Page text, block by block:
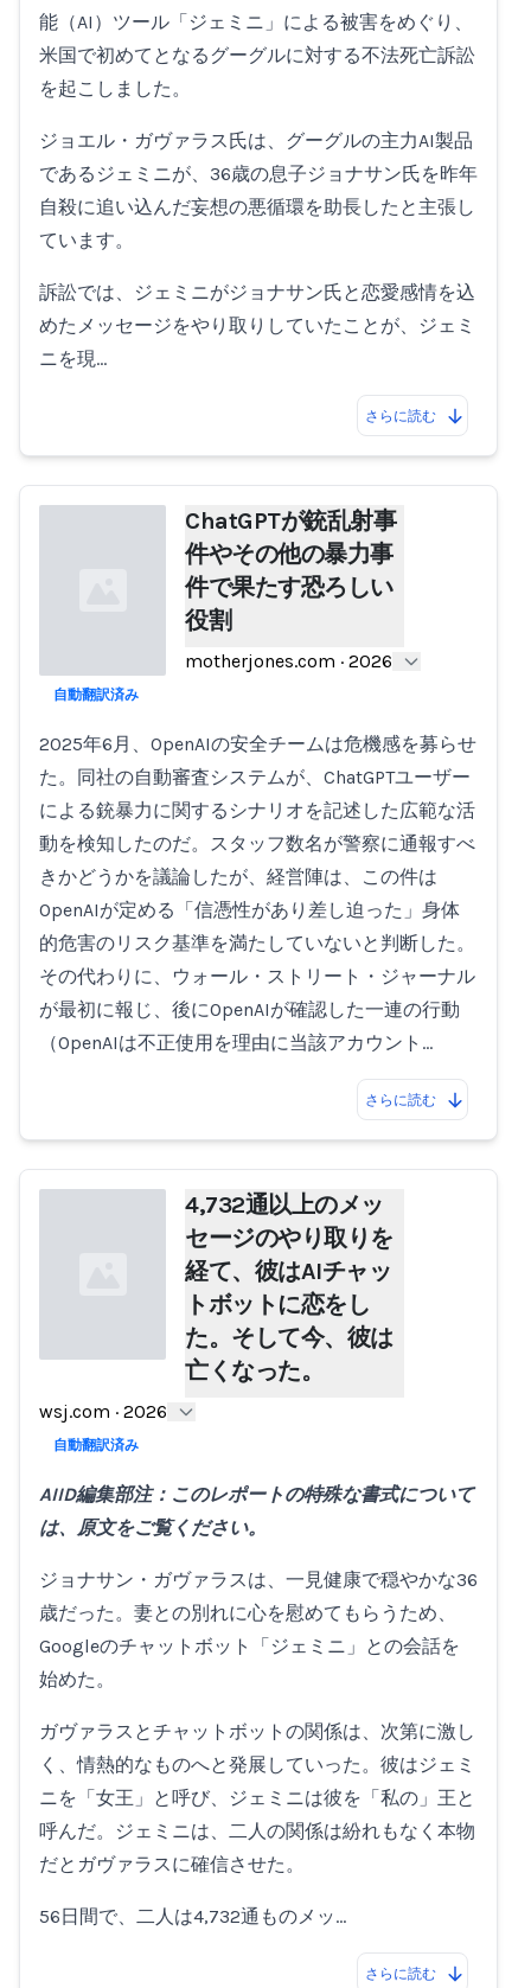
能（AI）ツール「ジェミニ」による被害をめぐり、
米国で初めてとなるグーグルに対する不法死亡訴訟
を起こしました。
ジョエル・ガヴァラス氏は、グーグルの主力AI製品
であるジェミニが、36歳の息子ジョナサン氏を昨年
自殺に追い込んだ妄想の悪循環を助長したと主張し
ています。
訴訟では、ジェミニがジョナサン氏と恋愛感情を込
めたメッセージをやり取りしていたことが、ジェミ
ニを現…
さらに読む
ChatGPTが銃乱射事
件やその他の暴力事
件で果たす恐ろしい
役割
motherjones.com · 2026
自動翻訳済み
2025年6月、OpenAIの安全チームは危機感を募らせ
た。同社の自動審査システムが、ChatGPTユーザー
による銃暴力に関するシナリオを記述した広範な活
動を検知したのだ。スタッフ数名が警察に通報すべ
きかどうかを議論したが、経営陣は、この件は
OpenAIが定める「信憑性があり差し迫った」身体
的危害のリスク基準を満たしていないと判断した。
その代わりに、ウォール・ストリート・ジャーナル
が最初に報じ、後にOpenAIが確認した一連の行動
（OpenAIは不正使用を理由に当該アカウント…
さらに読む
Loading...
4,732通以上のメッ
セージのやり取りを
経て、彼はAIチャッ
トボットに恋をし
た。そして今、彼は
亡くなった。
wsj.com · 2026
自動翻訳済み
AIID編集部注：このレポートの特殊な書式について
は、原文をご覧ください。
ジョナサン・ガヴァラスは、一見健康で穏やかな36
歳だった。妻との別れに心を慰めてもらうため、
Googleのチャットボット「ジェミニ」との会話を
始めた。
ガヴァラスとチャットボットの関係は、次第に激し
く、情熱的なものへと発展していった。彼はジェミ
ニを「女王」と呼び、ジェミニは彼を「私の」王と
呼んだ。ジェミニは、二人の関係は紛れもなく本物
だとガヴァラスに確信させた。
56日間で、二人は4,732通ものメッ…
さらに読む